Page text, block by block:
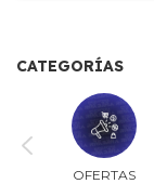
CATEGORÍAS
OFERTAS